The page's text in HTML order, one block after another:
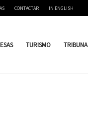
CONTACTAR IN ENGLISH
TURISMO TRIBUNA